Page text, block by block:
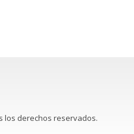
los derechos reservados.